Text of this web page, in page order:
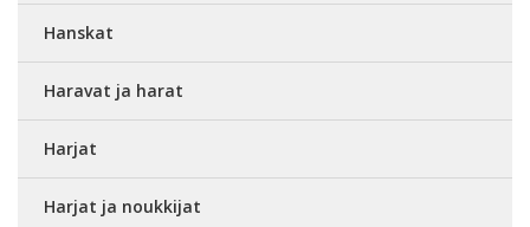
Hanskat
Haravat ja harat
Harjat
Harjat ja noukkijat